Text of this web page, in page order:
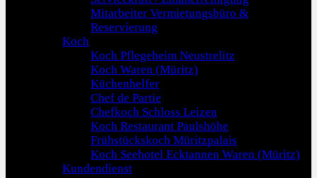
Mitarbeiter Vermietungsbüro &
Reservierung
Koch
Koch Pflegeheim Neustrelitz
Koch Waren (Müritz)
Küchenhelfer
Chef de Partie
Chefkoch Schloss Leizen
Koch Restaurant Paulshöhe
Frühstückskoch Müritzpalais
Koch Seehotel Ecktannen Waren (Müritz)
Kundendienst